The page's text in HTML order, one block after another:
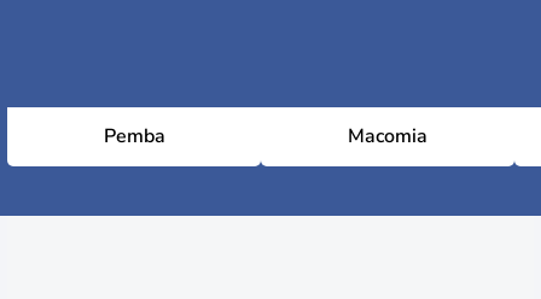
Pemba Macomia